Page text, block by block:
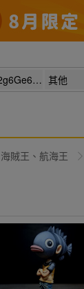
海賊王、航海王